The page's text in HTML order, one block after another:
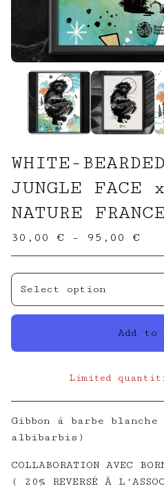
WHITE-
JUNGLE FACE
NATURE
30,00 € - 95,00 €
Add to
View
Limited
Gibbon à barbe blanche
albibarbis)
COLLABORATION AVEC
( 20% REVERSÉ À